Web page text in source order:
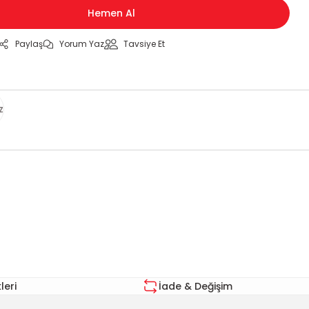
Hemen Al
Paylaş Yorum Yaz Tavsiye Et
İade & Değişim